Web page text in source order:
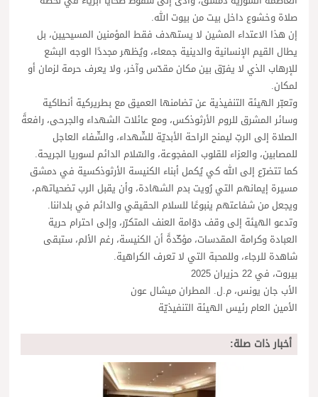
صلاة وخشوع داخل بيت من بيوت الله.
إن هذا الاعتداء المشين لا يستهدف فقط المؤمنين المسيحيين، بل
يطال القيم الإنسانية والدينية جمعاء، ويُظهر مجددًا الوجه البشع
للإرهاب الذي لا يفرّق بين مكان مقدّس وآخر، ولا يعرف حرمة لزمان أو
لمكان.
وتعبّر الهيئة التنفيذية عن تضامنها العميق مع بطريركية أنطاكية
وسائر المشرق للروم الأرثوذكس، ومع عائلات الشهداء والجرحى، رافعةً
الصلاة إلى الربّ ليمنح الراحة الأبديّة للشّهداء، والشّفاء العاجل
للمصابين، والعزاء للقلوب المفجوعة، والسّلام الدائم لسوريا الجريحة.
كما تتضرّع إلى الله كي يُكمل أبناء الكنيسة الأرثوذكسية في دمشق
مسيرة إيمانهم التي رُويت بدم الشهادة، وأن يقبل الرب تضحياتهم،
ويجعل من شفاعتهم ينبوعًا للسلام الحقيقي والدائم في بلداننا.
وتدعو الهيئة إلى وقف دوّامة العنف المتكرّر، وإلى احترام حرية
العبادة وكرامة المقدسات، مؤكّدةً أن الكنيسة، رغم الألم، ستبقى
شاهدة للرجاء، وللمحبة التي لا تعرف الكراهية.
بيروت، في 22 حزيران 2025
الأب جان يونس، م.ل. المطران ميشال عون
الأمين العام رئيس الهيئة التنفيذيّة
أخبار ذات صلة: